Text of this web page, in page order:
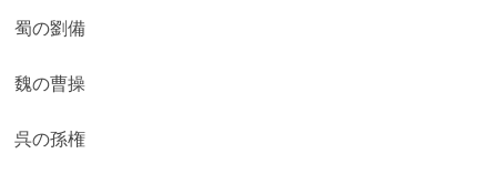
蜀の劉備
魏の曹操
呉の孫権